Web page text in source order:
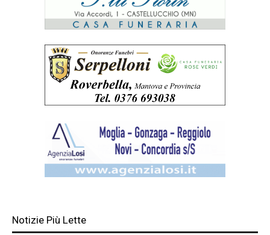
Notizie Più Lette